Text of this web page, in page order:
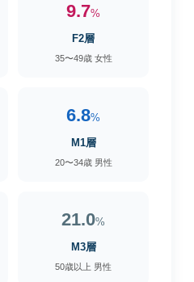
9.7%
F2層
35〜49歳 女性
6.8%
M1層
20〜34歳 男性
21.0%
M3層
50歳以上 男性